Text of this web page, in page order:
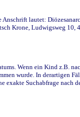
lautet:
Krone, Ludwigsweg
Wenn ein Kind z.B.
wurde. In derartigen
Suchabfrage nach